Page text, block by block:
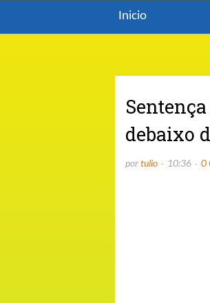
Inicio
debaixo
portulio 10:36 0